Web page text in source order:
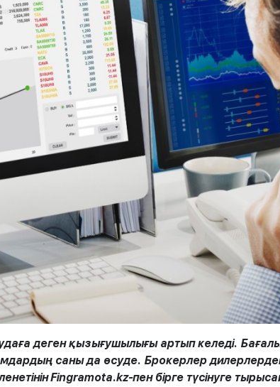
деген қызығушылығы артып келеді.
саны да өсуде. Брокерлер
Fingramota.kz-пен бірге түсінуге